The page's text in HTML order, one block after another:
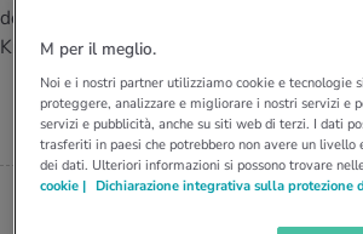
e intolleranze
nutritive
invernali
D’ATTUALITÀ NELL’AMBITO MOVIMENTO
Calcola il consumo calorico
D’ATTUALITÀ NELL’AMBITO RILASSAMENTO
delle donne
fisici
mediche
Offerte
Tool, test e quiz
SANTÉMED
Dott.
della salute Santémed di
Kreuzlingen TG.
M per il meglio.
Noi e i nostri partner utilizziamo cookie e tecnologie
proteggere, analizzare e migliorare i nostri servizi e
servizi e pubblicità, anche su siti web di terzi. I dati
trasferiti in paesi che potrebbero non avere un livello
dei dati. Ulteriori informazioni si possono trovare
cookie | Dichiarazione integrativa sulla protezione